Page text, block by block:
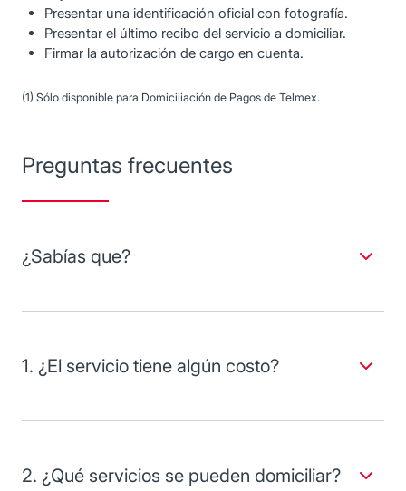
Presentar una identificación oficial con fotografía.
Presentar el último recibo del servicio a domiciliar.
Firmar la autorización de cargo en cuenta.
(1) Sólo disponible para Domiciliación de Pagos de Telmex.
Preguntas frecuentes
¿Sabías que?
1. ¿El servicio tiene algún costo?
2. ¿Qué servicios se pueden domiciliar?